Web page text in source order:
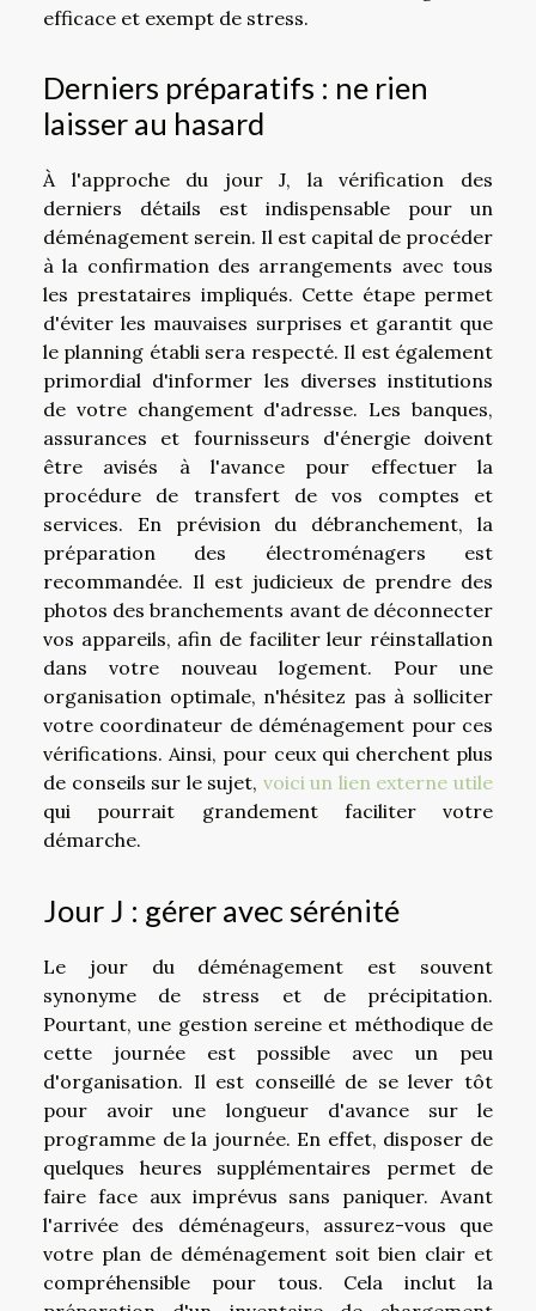
efficace et exempt de stress.
Derniers préparatifs : ne rien
laisser au hasard
À l'approche du jour J, la vérification des
derniers détails est indispensable pour un
déménagement serein. Il est capital de procéder
à la confirmation des arrangements avec tous
les prestataires impliqués. Cette étape permet
d'éviter les mauvaises surprises et garantit que
le planning établi sera respecté. Il est également
primordial d'informer les diverses institutions
de votre changement d'adresse. Les banques,
assurances et fournisseurs d'énergie doivent
être avisés à l'avance pour effectuer la
procédure de transfert de vos comptes et
services. En prévision du débranchement, la
préparation des électroménagers est
recommandée. Il est judicieux de prendre des
photos des branchements avant de déconnecter
vos appareils, afin de faciliter leur réinstallation
dans votre nouveau logement. Pour une
organisation optimale, n'hésitez pas à solliciter
votre coordinateur de déménagement pour ces
vérifications. Ainsi, pour ceux qui cherchent plus
de conseils sur le sujet, voici un lien externe utile
qui pourrait grandement faciliter votre
démarche.
Jour J : gérer avec sérénité
Le jour du déménagement est souvent
synonyme de stress et de précipitation.
Pourtant, une gestion sereine et méthodique de
cette journée est possible avec un peu
d'organisation. Il est conseillé de se lever tôt
pour avoir une longueur d'avance sur le
programme de la journée. En effet, disposer de
quelques heures supplémentaires permet de
faire face aux imprévus sans paniquer. Avant
l'arrivée des déménageurs, assurez-vous que
votre plan de déménagement soit bien clair et
compréhensible pour tous. Cela inclut la